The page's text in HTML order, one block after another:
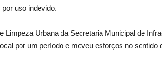
uso indevido.
Limpeza Urbana da Secretaria Municipal de
por um período e moveu esforços no sentido